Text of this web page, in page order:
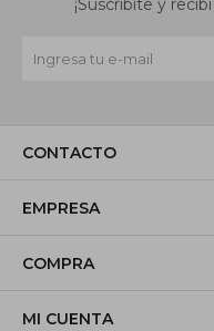
CONTACTO
EMPRESA
COMPRA
MI CUENTA
¡Suscribite y